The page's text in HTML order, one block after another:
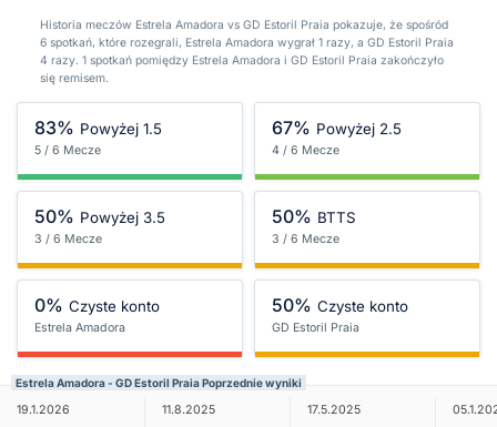
Historia meczów Estrela Amadora vs GD Estoril Praia pokazuje, że spośród
6 spotkań, które rozegrali, Estrela Amadora wygrał 1 razy, a GD Estoril Praia
4 razy. 1 spotkań pomiędzy Estrela Amadora i GD Estoril Praia zakończyło
się remisem.
83% Powyżej 1.5
5 / 6 Mecze
67% Powyżej 2.5
4 / 6 Mecze
50% Powyżej 3.5
3 / 6 Mecze
50% BTTS
3 / 6 Mecze
0% Czyste konto
Estrela Amadora
50% Czyste konto
GD Estoril Praia
Estrela Amadora - GD Estoril Praia Poprzednie wyniki
19.1.2026 11.8.2025 17.5.2025